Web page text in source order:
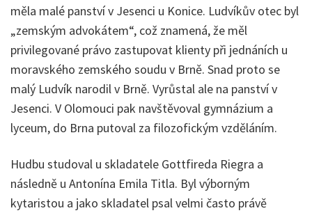
měla malé panství v Jesenci u Konice. Ludvíkův otec byl
„zemským advokátem“, což znamená, že měl
privilegované právo zastupovat klienty při jednáních u
moravského zemského soudu v Brně. Snad proto se
malý Ludvík narodil v Brně. Vyrůstal ale na panství v
Jesenci. V Olomouci pak navštěvoval gymnázium a
lyceum, do Brna putoval za filozofickým vzděláním.
Hudbu studoval u skladatele Gottfireda Riegra a
následně u Antonína Emila Titla. Byl výborným
kytaristou a jako skladatel psal velmi často právě